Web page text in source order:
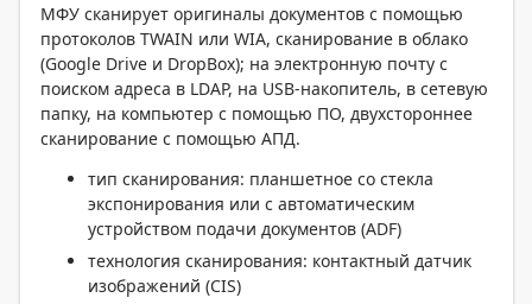
МФУ сканирует оригиналы документов с помощью
протоколов TWAIN или WIA, сканирование в облако
(Google Drive и DropBox); на электронную почту с
поиском адреса в LDAP, на USB-накопитель, в сетевую
папку, на компьютер с помощью ПО, двухстороннее
сканирование с помощью АПД.
тип сканирования: планшетное со стекла
экспонирования или с автоматическим
устройством подачи документов (ADF)
технология сканирования: контактный датчик
изображений (CIS)